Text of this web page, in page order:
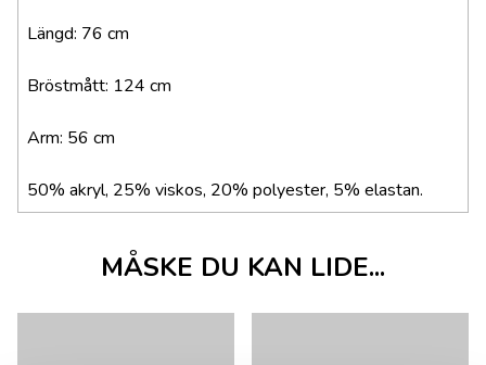
Längd: 76 cm
Bröstmått: 124 cm
Arm: 56 cm
50% akryl, 25% viskos, 20% polyester, 5% elastan.
MÅSKE DU KAN LIDE...